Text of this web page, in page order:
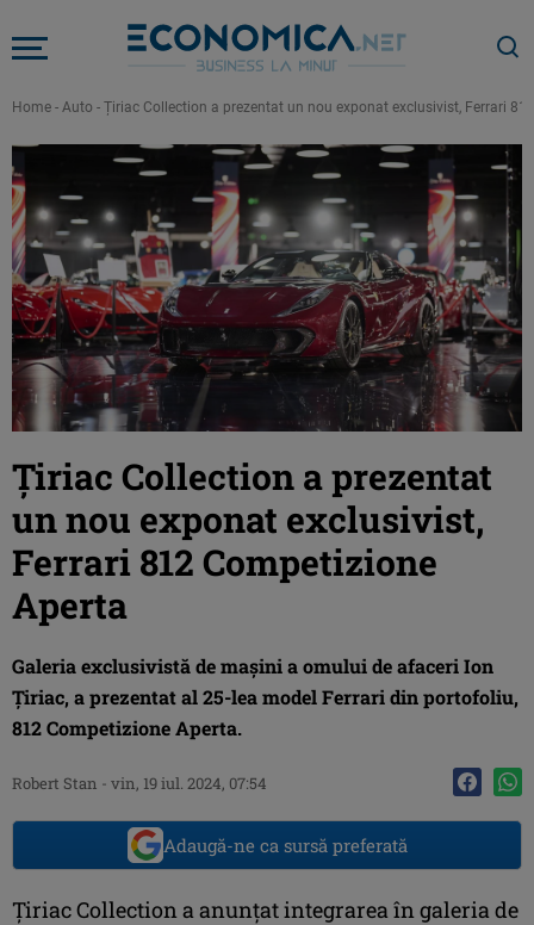
Home - Auto - Țiriac Collection a prezentat un nou exponat exclusivist, Ferrari
Țiriac Collection a prezentat
un nou exponat exclusivist,
Ferrari 812 Competizione
Aperta
Galeria exclusivistă de mașini a omului de afaceri Ion
Țiriac, a prezentat al 25-lea model Ferrari din portofoliu,
812 Competizione Aperta.
Robert Stan - vin, 19 iul. 2024, 07:54
Adaugă-ne ca sursă preferată
Țiriac Collection a anunțat integrarea în galeria de